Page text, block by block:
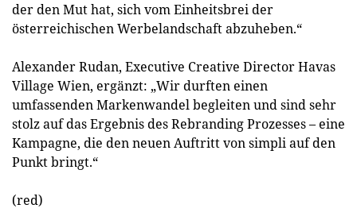
der den Mut hat, sich vom Einheitsbrei der
österreichischen Werbelandschaft abzuheben.“
Alexander Rudan, Executive Creative Director Havas
Village Wien, ergänzt: „Wir durften einen
umfassenden Markenwandel begleiten und sind sehr
stolz auf das Ergebnis des Rebranding Prozesses – eine
Kampagne, die den neuen Auftritt von simpli auf den
Punkt bringt.“
(red)